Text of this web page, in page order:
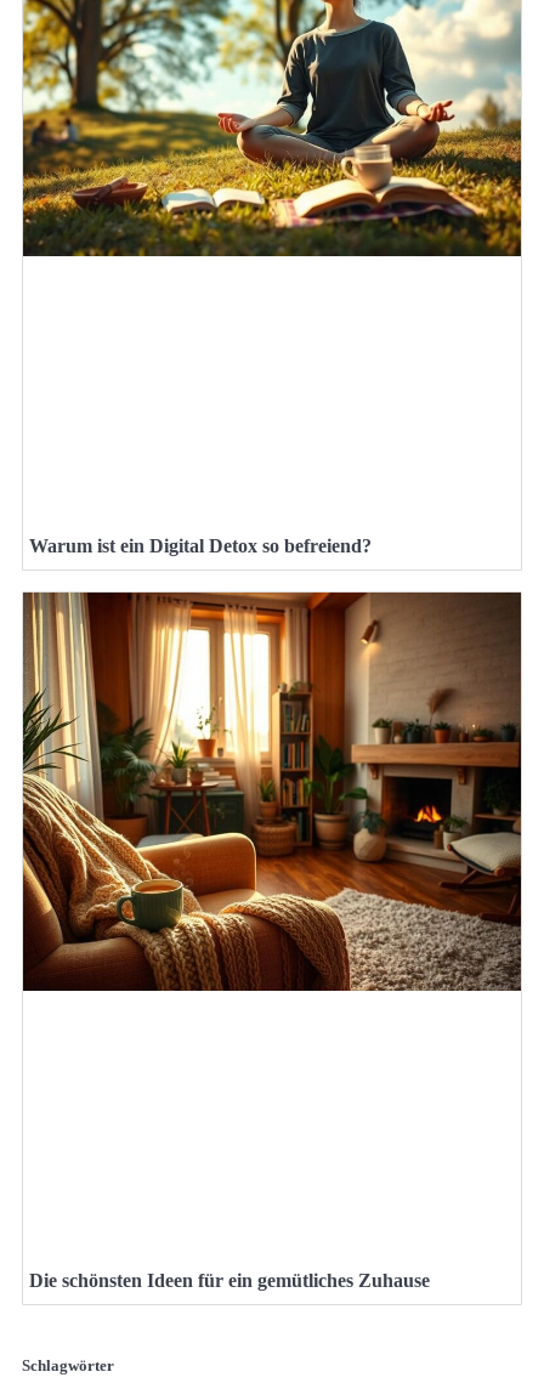
Warum ist ein Digital Detox so befreiend?
Die schönsten Ideen für ein gemütliches Zuhause
Schlagwörter